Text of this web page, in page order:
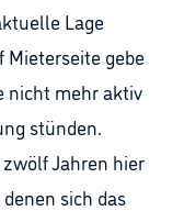
Lage
gebe
nicht mehr aktiv
stünden.
Jahren hier
sich das